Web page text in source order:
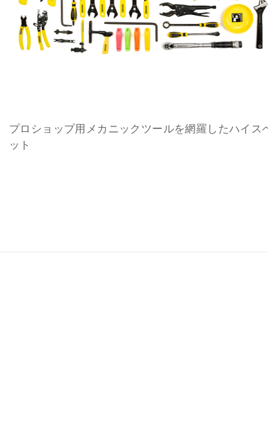
プロショップ用メカニックツールを網羅したハイス
ット